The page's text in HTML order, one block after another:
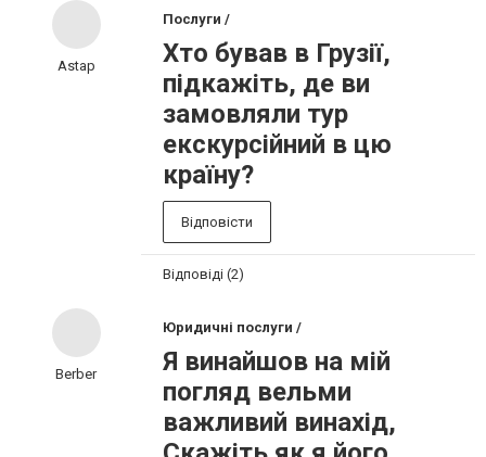
Astap
Послуги /
Хто бував в Грузії,
підкажіть, де ви
замовляли тур
екскурсійний в цю
країну?
Відповісти
Відповіді (2)
Berber
Юридичні послуги /
Я винайшов на мій
погляд вельми
важливий винахід,